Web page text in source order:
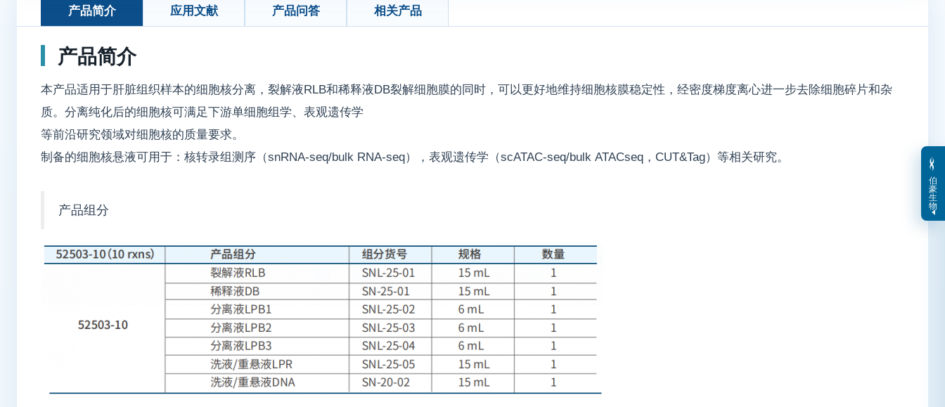
产品简介 应用文献 产品问答 相关产品
产品简介
本产品适用于肝脏组织样本的细胞核分离，裂解液RLB和稀释液DB裂解细胞膜的同时，可以更好地维持细胞核膜稳定性，经密度梯度离心进一步去除细胞碎片和杂
质。分离纯化后的细胞核可满足下游单细胞组学、表观遗传学
等前沿研究领域对细胞核的质量要求。
制备的细胞核悬液可用于：核转录组测序（snRNA-seq/bulk RNA-seq），表观遗传学（scATAC-seq/bulk ATACseq，CUT&Tag）等相关研究。
产品组分
伯
豪
生
物